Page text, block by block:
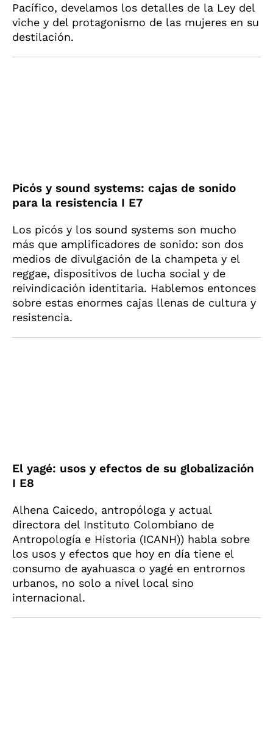
Pacífico, develamos los detalles de la Ley del
viche y del protagonismo de las mujeres en su
destilación.
Picós y sound systems: cajas de sonido
para la resistencia I E7
Los picós y los sound systems son mucho
más que amplificadores de sonido: son dos
medios de divulgación de la champeta y el
reggae, dispositivos de lucha social y de
reivindicación identitaria. Hablemos entonces
sobre estas enormes cajas llenas de cultura y
resistencia.
El yagé: usos y efectos de su globalización
I E8
Alhena Caicedo, antropóloga y actual
directora del Instituto Colombiano de
Antropología e Historia (ICANH)) habla sobre
los usos y efectos que hoy en día tiene el
consumo de ayahuasca o yagé en entrornos
urbanos, no solo a nivel local sino
internacional.